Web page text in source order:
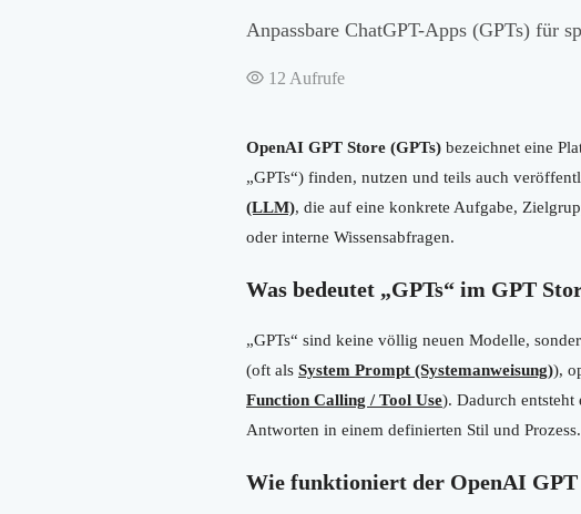
Anpassbare ChatGPT-Apps (GPTs) für
12 Aufrufe
OpenAI GPT Store (GPTs) bezeichnet eine
„GPTs“) finden, nutzen und teils auch
(LLM), die auf eine konkrete Aufgabe,
oder interne Wissensabfragen.
Was bedeutet „GPTs“ im GPT
„GPTs“ sind keine völlig neuen Modelle,
(oft als System Prompt (Systemanweisung)),
Function Calling / Tool Use). Dadurch entsteht
Antworten in einem definierten Stil und Prozess.
Wie funktioniert der OpenAI GPT